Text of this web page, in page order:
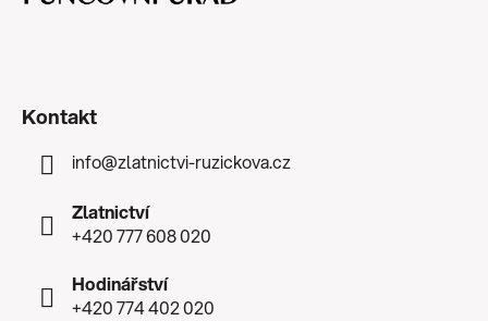
Kontakt
info@zlatnictvi-ruzickova.cz
Zlatnictví
+420 777 608 020
Hodinářství
+420 774 402 020